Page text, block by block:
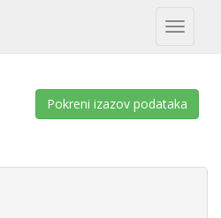
Toggle
Pokreni izazov podataka